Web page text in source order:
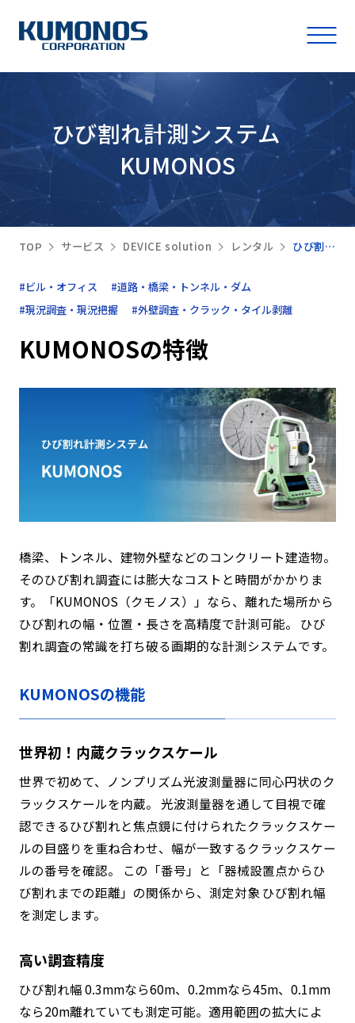
ひび割れ計測システム
KUMONOS
TOP サービス DEVICE solution レンタル ひび割れ計測システム KUMONOS
#ビル・オフィス
#道路・橋梁・トンネル・ダム
#現況調査・現況把握
#外壁調査・クラック・タイル剥離
KUMONOSの特徴
橋梁、トンネル、建物外壁などのコンクリート建造物。
そのひび割れ調査には膨大なコストと時間がかかりま
す。「KUMONOS（クモノス）」なら、離れた場所から
ひび割れの幅・位置・長さを高精度で計測可能。 ひび
割れ調査の常識を打ち破る画期的な計測システムです。
KUMONOSの機能
世界初！内蔵クラックスケール
世界で初めて、ノンプリズム光波測量器に同心円状のク
ラックスケールを内蔵。 光波測量器を通して目視で確
認できるひび割れと焦点鏡に付けられたクラックスケー
ルの目盛りを重ね合わせ、幅が一致するクラックスケー
ルの番号を確認。 この「番号」と「器械設置点からひ
び割れまでの距離」の関係から、測定対象 ひび割れ幅
を測定します。
高い調査精度
ひび割れ幅 0.3mmなら60m、0.2mmなら45m、0.1mm
なら20m離れていても測定可能。適用範囲の拡大によ